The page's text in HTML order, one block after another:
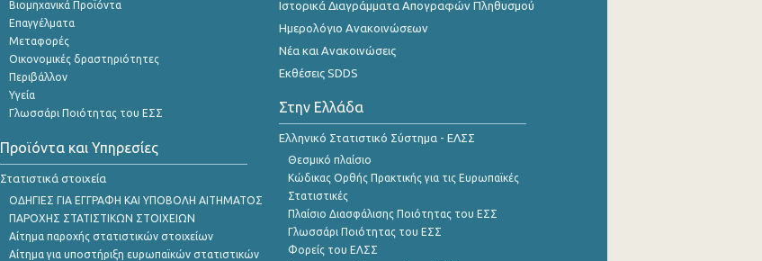
Βιομηχανικά Προϊόντα
Επαγγέλματα
Μεταφορές
Οικονομικές δραστηριότητες
Περιβάλλον
Υγεία
Γλωσσάρι Ποιότητας του ΕΣΣ
Προϊόντα και Υπηρεσίες
Στατιστικά στοιχεία
ΟΔΗΓΙΕΣ ΓΙΑ ΕΓΓΡΑΦΗ ΚΑΙ ΥΠΟΒΟΛΗ ΑΙΤΗΜΑΤΟΣ
ΠΑΡΟΧΗΣ ΣΤΑΤΙΣΤΙΚΩΝ ΣΤΟΙΧΕΙΩΝ
Αίτημα παροχής στατιστικών στοιχείων
Αίτημα για υποστήριξη ευρωπαϊκών στατιστικών
Ιστορικά Διαγράμματα Απογραφών Πληθυσμού
Ημερολόγιο Ανακοινώσεων
Νέα και Ανακοινώσεις
Εκθέσεις SDDS
Στην Ελλάδα
Ελληνικό Στατιστικό Σύστημα - ΕΛΣΣ
Θεσμικό πλαίσιο
Κώδικας Ορθής Πρακτικής για τις Ευρωπαϊκές
Στατιστικές
Πλαίσιο Διασφάλισης Ποιότητας του ΕΣΣ
Γλωσσάρι Ποιότητας του ΕΣΣ
Φορείς του ΕΛΣΣ